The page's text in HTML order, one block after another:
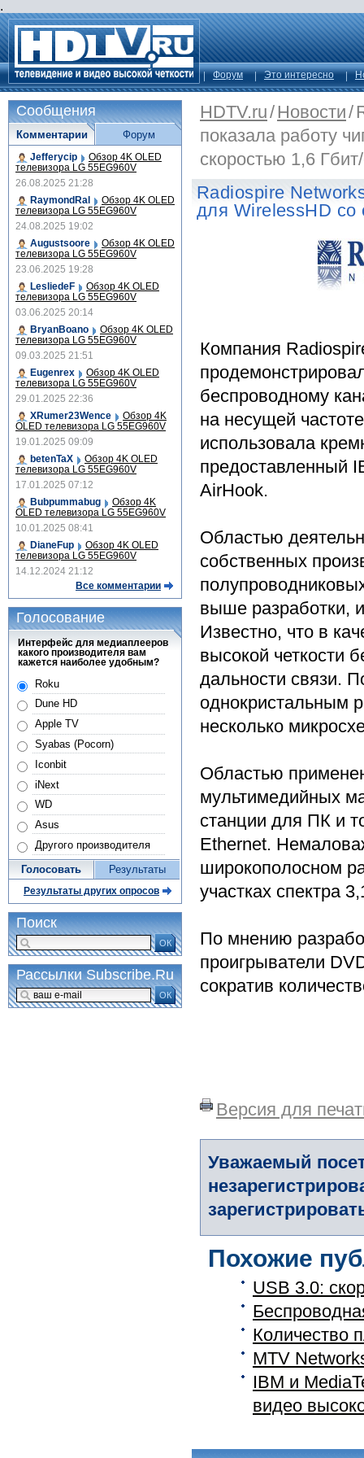
.
Форум Это интересно
HDTV.ru/Новости/
показала работу
скоростью 1,6
Radiospire
для WirelessHD со
Компания
беспроводному
на несущей
использовала
предоставленный
AirHook.
Областью
собственных
выше разработки,
Известно, что в
высокой четкости
дальности связи.
однокристальным
несколько
Областью
мультимедийных
станции для ПК и
Ethernet.
широкополосном
участках спектра
По мнению
проигрыватели
сократив
Версия для
Уважаемый
Похожие
USB 3.0:
Количество
MTV
IBM и
видео
Сообщения
Комментарии
Jefferycip Обзор 4K OLED
телевизора LG 55EG960V
26.08.2025 21:28
RaymondRal
Обзор 4K OLED
телевизора LG 55EG960V
24.08.2025 19:02
Augustsoore
Обзор 4K OLED
телевизора LG 55EG960V
23.06.2025 19:28
LesliedeF
Обзор 4K OLED
телевизора LG 55EG960V
03.06.2025 20:14
BryanBoano
Обзор 4K OLED
телевизора LG 55EG960V
09.03.2025 21:51
Eugenrex
Обзор 4K OLED
телевизора LG 55EG960V
29.01.2025 22:36
XRumer23Wence
Обзор 4K
OLED телевизора LG 55EG960V
19.01.2025 09:09
betenTaX
Обзор 4K OLED
телевизора LG 55EG960V
17.01.2025 07:12
Bubpummabug
Обзор 4K
OLED телевизора LG 55EG960V
10.01.2025 08:41
DianeFup
Обзор 4K OLED
телевизора LG 55EG960V
14.12.2024 21:12
Все комментарии
Форум
Голосование
Интерфейс для медиаплееров
какого производителя вам
кажется наиболее удобным?
Roku
Dune HD
Apple TV
Syabas (Pocorn)
Iconbit
iNext
WD
Asus
Другого производителя
Голосовать Результаты
Результаты других опросов
Поиск
ОК
Рассылки Subscribe.Ru
ОК